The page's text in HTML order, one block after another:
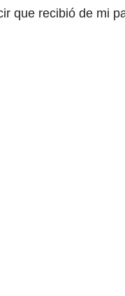
que recibió de mi